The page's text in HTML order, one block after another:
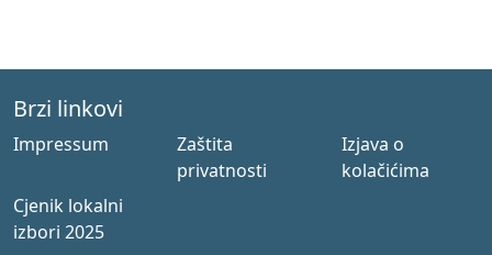
Brzi linkovi
Impressum
Zaštita
privatnosti
Izjava o
kolačićima
Cjenik lokalni
izbori 2025